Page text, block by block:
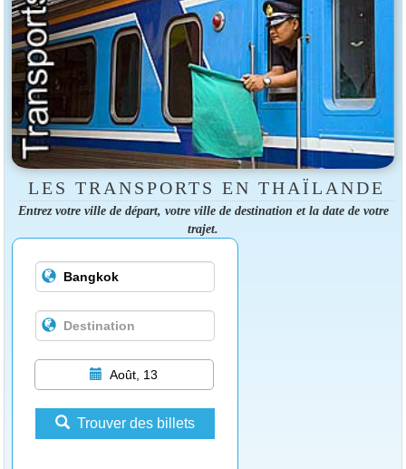
LES TRANSPORTS EN THAÏLANDE
Entrez votre ville de départ, votre ville de destination et la date de votre
trajet.
Août, 13
Trouver des billets